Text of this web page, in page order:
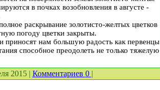
в почках возобновления в августе -
раскрывание золотисто-желтых цветков
погоду цветки закрыты.
приносят нам большую радость как первенцы
способное преодолеть не только тяжелую
2015 | Комментариев 0 |